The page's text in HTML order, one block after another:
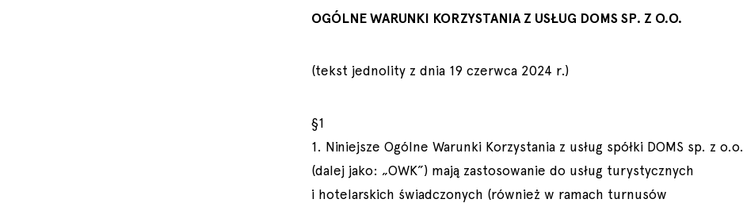
OGÓLNE WARUNKI KORZYSTANIA Z USŁUG DOMS SP. Z O.O.
(tekst jednolity z dnia 19 czerwca 2024 r.)
§1
1. Niniejsze Ogólne Warunki Korzystania z usług spółki DOMS sp. z o.o.
(dalej jako: „OWK”) mają zastosowanie do usług turystycznych
i hotelarskich świadczonych (również w ramach turnusów